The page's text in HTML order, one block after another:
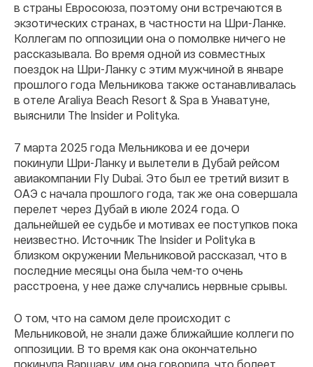
в страны Евросоюза, поэтому они встречаются в
экзотических странах, в частности на Шри-Ланке.
Коллегам по оппозиции она о помолвке ничего не
рассказывала. Во время одной из совместных
поездок на Шри-Ланку с этим мужчиной в январе
прошлого года Мельникова также останавливалась
в отеле Araliya Beach Resort & Spa в Унаватуне,
выяснили The Insider и Polityka.
7 марта 2025 года Мельникова и ее дочери
покинули Шри-Ланку и вылетели в Дубай рейсом
авиакомпании Fly Dubai. Это был ее третий визит в
ОАЭ с начала прошлого года, так же она совершала
перелет через Дубай в июле 2024 года. О
дальнейшей ее судьбе и мотивах ее поступков пока
неизвестно. Источник The Insider и Polityka в
близком окружении Мельниковой рассказал, что в
последние месяцы она была чем-то очень
расстроена, у нее даже случались нервные срывы.
О том, что на самом деле происходит с
Мельниковой, не знали даже ближайшие коллеги по
оппозиции. В то время как она окончательно
покинула Варшаву, им она говорила, что болеет